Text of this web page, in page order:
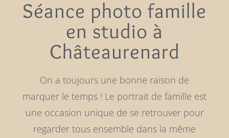
Séance photo famille
en studio à
Châteaurenard
On a toujours une bonne raison de
marquer le temps ! Le portrait de famille est
une occasion unique de se retrouver pour
regarder tous ensemble dans la même